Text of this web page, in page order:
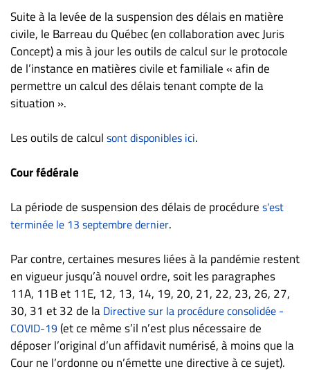
S’abonner
FAQ
Politique de
confidentialité
Suite à la levée de la suspension des délais en matière
civile, le Barreau du Québec (en collaboration avec Juris
Concept) a mis à jour les outils de calcul sur le protocole
de l’instance en matières civile et familiale « afin de
permettre un calcul des délais tenant compte de la
situation ».
Les outils de calcul sont disponibles ici.
Cour fédérale
La période de suspension des délais de procédure s’est
terminée le 13 septembre dernier.
Par contre, certaines mesures liées à la pandémie restent
en vigueur jusqu’à nouvel ordre, soit les paragraphes
11A, 11B et 11E, 12, 13, 14, 19, 20, 21, 22, 23, 26, 27,
30, 31 et 32 de la Directive sur la procédure consolidée -
COVID-19(et ce même s’il n’est plus nécessaire de
déposer l’original d’un affidavit numérisé, à moins que la
Cour ne l’ordonne ou n’émette une directive à ce sujet).